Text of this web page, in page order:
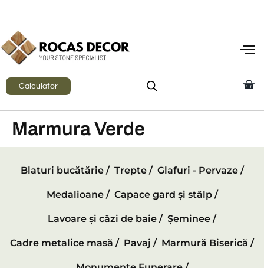
Calculator
Marmura Verde
Blaturi bucătărie / Trepte / Glafuri - Pervaze /
Medalioane / Capace gard și stâlp /
Lavoare și căzi de baie / Șeminee /
Cadre metalice masă / Pavaj / Marmură Biserică /